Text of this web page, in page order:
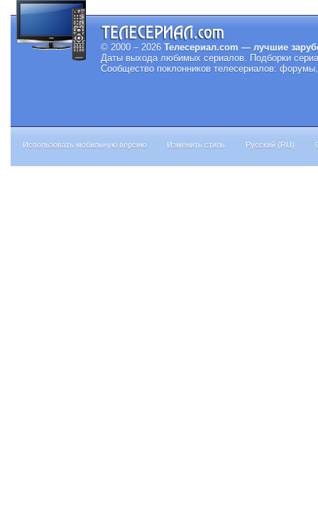
© 2000 – 2026 Телесериал.com — лучшие
Даты выхода любимых сериалов. Подборки
Сообщество поклонников телесериалов:
Использовать мобильную версию Изменить стиль Русский (RU)